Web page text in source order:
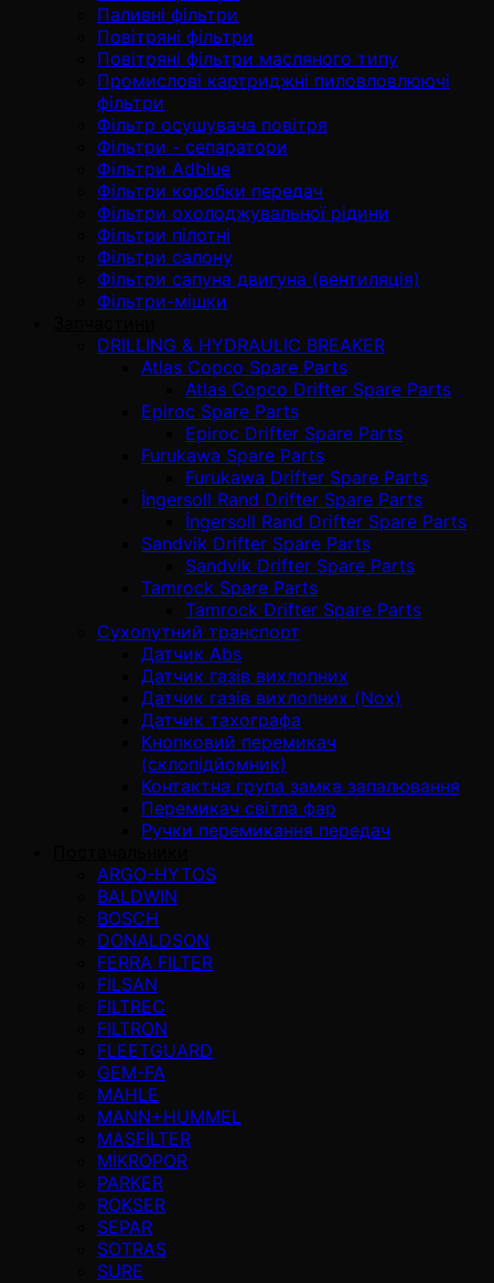
Паливні фільтри
Повітряні фільтри
Повітряні фільтри масляного типу
Промислові картриджні пиловловлюючі
фільтри
Фільтр осушувача повітря
Фільтри - сепаратори
Фільтри Adblue
Фільтри коробки передач
Фільтри охолоджувальної рідини
Фільтри пілотні
Фільтри салону
Фільтри сапуна двигуна (вентиляція)
Фільтри-мішки
DRILLING & HYDRAULIC BREAKER
Atlas Copco Spare Parts
Atlas Copco Drifter Spare Parts
Epiroc Spare Parts
Epiroc Drifter Spare Parts
Furukawa Spare Parts
Furukawa Drifter Spare Parts
İngersoll Rand Drifter Spare Parts
İngersoll Rand Drifter Spare Parts
Sandvik Drifter Spare Parts
Sandvik Drifter Spare Parts
Tamrock Spare Parts
Tamrock Drifter Spare Parts
Сухопутний транспорт
Датчик Abs
Датчик газів вихлопних
Датчик газів вихлопних (Nox)
Датчик тахографа
Кнопковий перемикач
(склопідйомник)
Контактна група замка запалювання
Перемикач світла фар
Ручки перемикання передач
ARGO-HYTOS
BALDWIN
BOSCH
DONALDSON
FERRA FILTER
FİLSAN
FILTREC
FILTRON
FLEETGUARD
GEM-FA
MAHLE
MANN+HUMMEL
MASFİLTER
MİKROPOR
PARKER
ROKSER
SEPAR
SOTRAS
SURE